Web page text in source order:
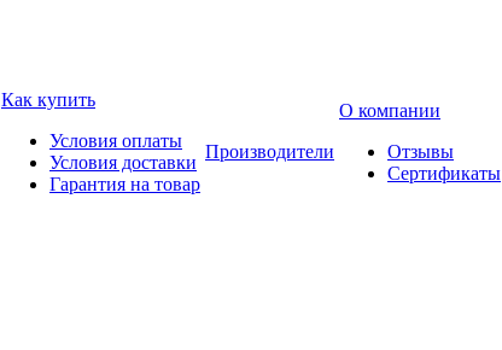
Как купить
Условия оплаты
Условия доставки
Гарантия на товар
Производители
О компании
Отзывы
Сертификаты